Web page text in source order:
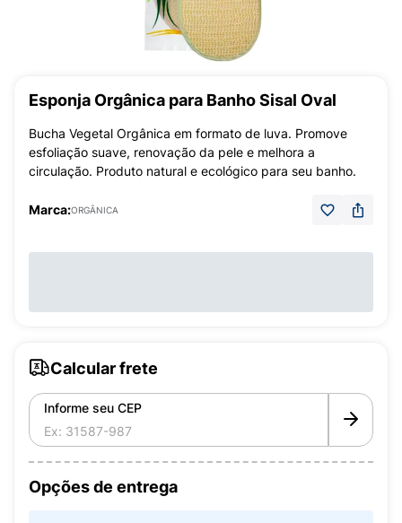
Esponja Orgânica para Banho Sisal Oval
Bucha Vegetal Orgânica em formato de luva. Promove
esfoliação suave, renovação da pele e melhora a
circulação. Produto natural e ecológico para seu banho.
Marca:ORGÂNICA
Calcular frete
Informe seu CEP
Opções de entrega